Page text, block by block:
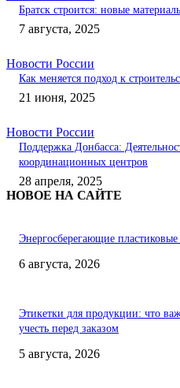
Братск строится: новые
7 августа, 2025
Новости России
Как меняется подход к
21 июня, 2025
Новости России
Поддержка Донбасса:
координационных центров
28 апреля, 2025
НОВОЕ НА САЙТЕ
Энергосберегающие
6 августа, 2026
Этикетки для продукции: что
учесть перед заказом
5 августа, 2026